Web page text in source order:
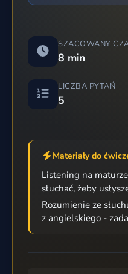
SZACOWANY
8 min
LICZBA PYTAŃ
5
Materiały do
Listening na
słuchać, żeby
Rozumienie ze
z angielskiego -